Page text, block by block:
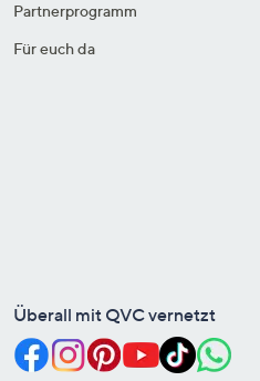
Partnerprogramm
Für euch da
Überall mit QVC vernetzt